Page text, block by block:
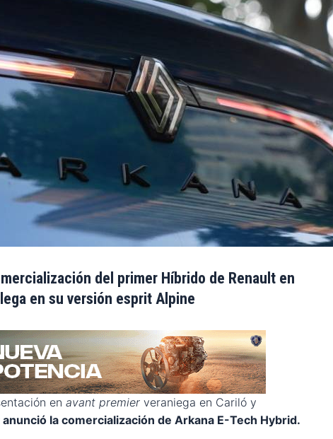
del primer Híbrido de Renault en
en su versión esprit Alpine
en avant premier veraniega en Cariló y
anunció la comercialización de Arkana E-Tech Hybrid.